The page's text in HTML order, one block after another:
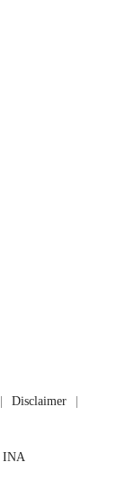
Disclaimer
INA